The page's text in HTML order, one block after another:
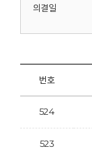
의결일
번호
524
523